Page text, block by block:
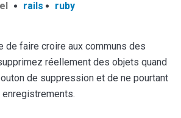
rails ruby
de faire croire aux communs des
réellement des objets quand
de suppression et de ne pourtant